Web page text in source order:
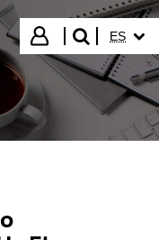
Iniciar sesión
buscar"
ES